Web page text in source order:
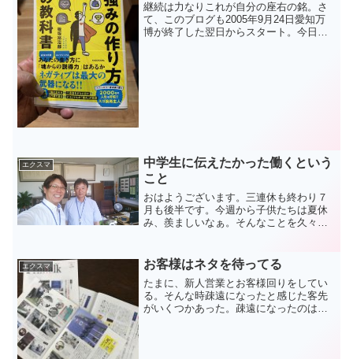
継続は力なりこれが自分の座右の銘。さ
て、このブログも2005年9月24日愛知万
博が終了した翌日からスタート。今日で
エクスマ
中学生に伝えたかった働くという
こと
おはようございます。三連休も終わり７
月も後半です。今週から子供たちは夏休
み、羨ましいなぁ。そんなことを久々に
ミッションでした。木曜日の豊浜中学校
に引き続き、翌日金曜日は...
エクスマ お客様はネタを待ってる
たまに、新人営業とお客様回りをしてい
る。そんな時疎遠になったと感じた客先
がいくつかあった。疎遠になったのはい